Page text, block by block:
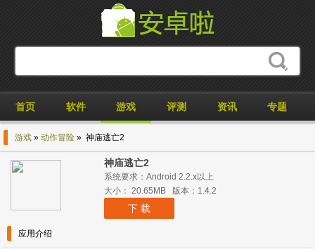
首页 软件 游戏 评测 资讯 专题
游戏 » 动作冒险 » 神庙逃亡2
神庙逃亡2
系统要求：Android 2.2.x以上
大小： 20.65MB 版本：1.4.2
下 载
应用介绍